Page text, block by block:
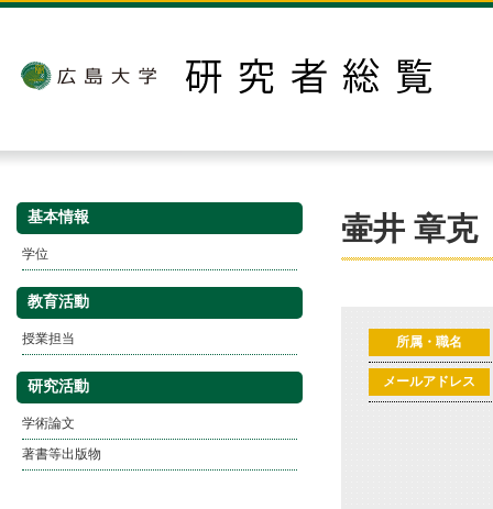
基本情報
学位
教育活動
授業担当
研究活動
学術論文
著書等出版物
壷井 章克
所属・職名
メールアドレス